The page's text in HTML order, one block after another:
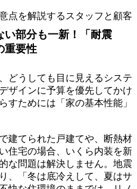
い部分も一新！「耐震
重要性
どうしても目に見えるシステ
ザインに予算を優先してかけ
すためには「家の基本性能」
建てられた戸建てや、断熱材
住宅の場合、いくら内装を新
な問題は解決しません。地震
、「冬は底冷えして、夏はサ